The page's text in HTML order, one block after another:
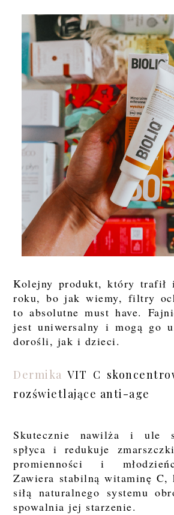
Kolejny produkt, który trafił
roku, bo jak wiemy, filtry
to absolutne must have.
jest uniwersalny i mogą go
dorośli, jak i dzieci.
Dermika VIT C
rozświetlające anti-age
Skutecznie nawilża i ule
spłyca i redukuje
promienności i
Zawiera stabilną witaminę C,
siłą naturalnego systemu
spowalnia jej starzenie.